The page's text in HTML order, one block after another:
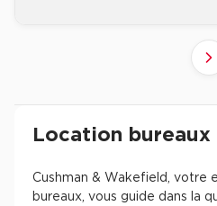
Revenir à l'accueil -
Location bureaux
Cushman & Wakefield, votre
bureaux, vous guide dans la